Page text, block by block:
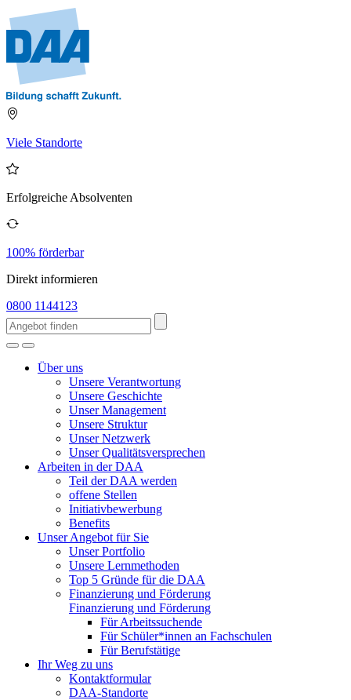
Viele Standorte
Erfolgreiche Absolventen
100% förderbar
Direkt informieren
0800 1144123
Über uns
Unsere Verantwortung
Unsere Geschichte
Unser Management
Unsere Struktur
Unser Netzwerk
Unser Qualitätsversprechen
Arbeiten in der DAA
Teil der DAA werden
offene Stellen
Initiativbewerbung
Benefits
Unser Angebot für Sie
Unser Portfolio
Unsere Lernmethoden
Top 5 Gründe für die DAA
Finanzierung und Förderung
Finanzierung und Förderung
Für Arbeitssuchende
Für Schüler*innen an Fachschulen
Für Berufstätige
Ihr Weg zu uns
Kontaktformular
DAA-Standorte